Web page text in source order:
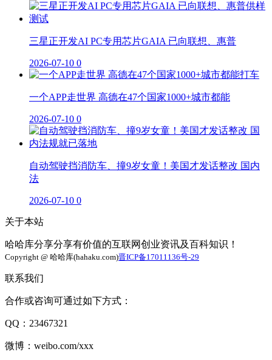
三星正开发AI PC专用芯片GAIA 已向联想、惠普
2026-07-10 0
一个APP走世界 高德在47个国家1000+城市都能
2026-07-10 0
自动驾驶挡消防车、撞9岁女童！美国才发话整改 国内
法
2026-07-10 0
关于本站
哈哈库分享分享有价值的互联网创业资讯及百科知识！
Copyright @ 哈哈库(hahaku.com)晋ICP备17011136号-29
联系我们
合作或咨询可通过如下方式：
QQ：23467321
微博：weibo.com/xxx